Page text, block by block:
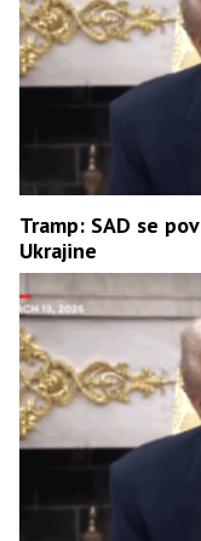
Tramp: SAD se
Ukrajine